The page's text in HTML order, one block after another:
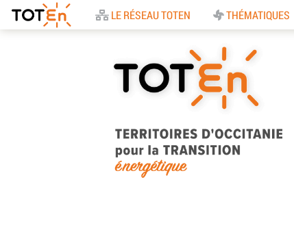
Accueil
LE RÉSEAU TOTEN THÉMATIQUES